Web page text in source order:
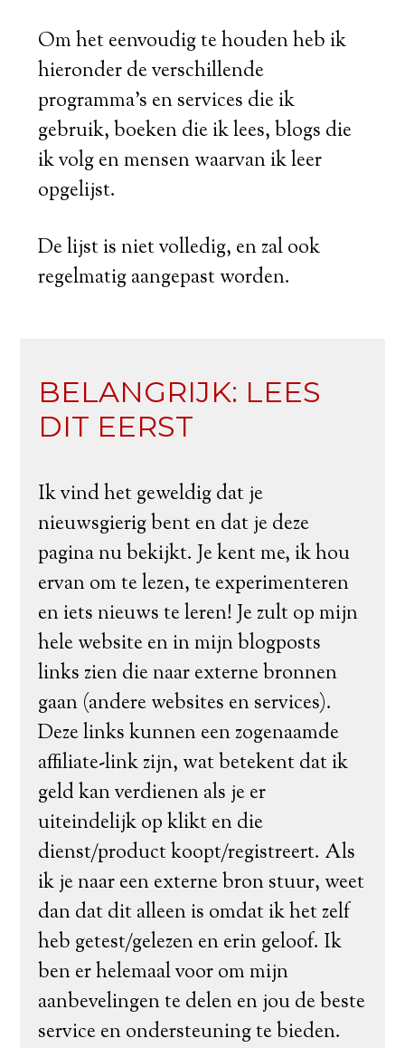
Om het eenvoudig te houden heb ik
hieronder de verschillende
programma's en services die ik
gebruik, boeken die ik lees, blogs die
ik volg en mensen waarvan ik leer
opgelijst.
De lijst is niet volledig, en zal ook
regelmatig aangepast worden.
BELANGRIJK: LEES
DIT EERST
Ik vind het geweldig dat je
nieuwsgierig bent en dat je deze
pagina nu bekijkt. Je kent me, ik hou
ervan om te lezen, te experimenteren
en iets nieuws te leren! Je zult op mijn
hele website en in mijn blogposts
links zien die naar externe bronnen
gaan (andere websites en services).
Deze links kunnen een zogenaamde
affiliate-link zijn, wat betekent dat ik
geld kan verdienen als je er
uiteindelijk op klikt en die
dienst/product koopt/registreert. Als
ik je naar een externe bron stuur, weet
dan dat dit alleen is omdat ik het zelf
heb getest/gelezen en erin geloof. Ik
ben er helemaal voor om mijn
aanbevelingen te delen en jou de beste
service en ondersteuning te bieden.